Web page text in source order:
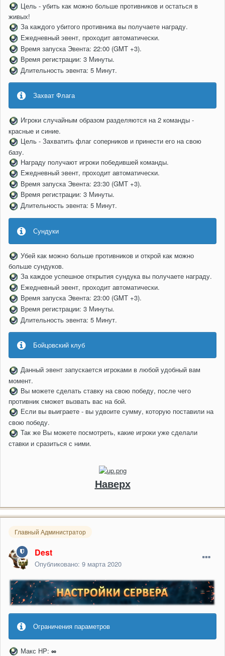
Цель - убить как можно больше противников и остаться в
живых!
За каждого убитого противника вы получаете награду.
Ежедневный эвент, проходит автоматически.
Время запуска Эвента: 22:00 (GMT +3).
Время регистрации: 3 Минуты.
Длительность эвента: 5 Минут.
Захват Флага
Игроки случайным образом разделяются на 2 команды -
красные и синие.
Цель - Захватить флаг соперников и принести его на свою
базу.
Награду получают игроки победившей команды.
Ежедневный эвент, проходит автоматически.
Время запуска Эвента: 23:30 (GMT +3).
Время регистрации: 3 Минуты.
Длительность эвента: 5 Минут.
Сундуки
Убей как можно больше противников и открой как можно
больше сундуков.
За каждое успешное открытия сундука вы получаете награду.
Ежедневный эвент, проходит автоматически.
Время запуска Эвента: 23:00 (GMT +3).
Время регистрации: 3 Минуты.
Длительность эвента: 5 Минут.
Бойцовский клуб
Данный эвент запускается игроками в любой удобный вам
момент.
Вы можете сделать ставку на свою победу, после чего
противник сможет вызвать вас на бой.
Если вы выиграете - вы удвоите сумму, которую поставили на
свою победу.
Так же Вы можете посмотреть, какие игроки уже сделали
ставки и сразиться с ними.
Наверх
Главный Администратор
Dest
Опубликовано: 9 марта 2020
Ограничения параметров
Макс HP: ∞